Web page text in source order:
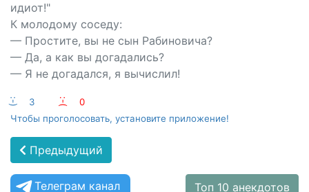
идиот!"
К молодому соседу:
— Простите, вы не сын Рабиновича?
— Да, а как вы догадались?
— Я не догадался, я вычислил!
:-) 3 :-(
0
Чтобы проголосовать, установите приложение!
Предыдущий
Телеграм канал Топ 10 анекдотов